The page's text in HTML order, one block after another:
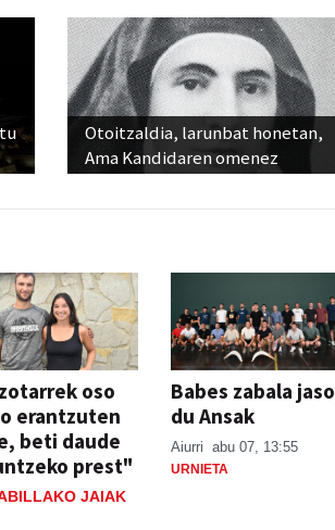
Otoitzaldia, larunbat honetan,
Ama Kandidaren omenez
oso
erantzuten
beti daude
prest"
JAIAK
Babes zabala jaso
du Ansak
Aiurri abu 07, 13:55
URNIETA